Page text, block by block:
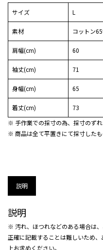
サイズ L
素材 コットン
肩幅(cm) 60
袖丈(cm) 71
身幅(cm) 65
着丈(cm)
73
※ 手作業での採寸の為、採寸のずれ
※ 商品は全て平置きにて採寸したも
説明
説明
※ 汚れ、ほつれなどのある場合は
正確に記載することは難しいため
上お求めください。